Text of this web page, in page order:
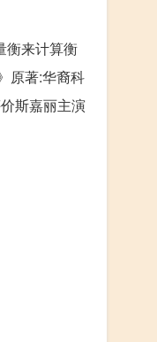
衡来计算衡
原著:华裔科
斯嘉丽主演